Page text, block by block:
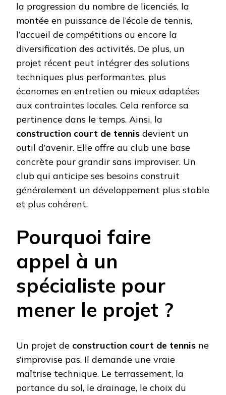
la progression du nombre de licenciés, la
montée en puissance de l’école de tennis,
l’accueil de compétitions ou encore la
diversification des activités. De plus, un
projet récent peut intégrer des solutions
techniques plus performantes, plus
économes en entretien ou mieux adaptées
aux contraintes locales. Cela renforce sa
pertinence dans le temps. Ainsi, la
construction court de tennis devient un
outil d’avenir. Elle offre au club une base
concrète pour grandir sans improviser. Un
club qui anticipe ses besoins construit
généralement un développement plus stable
et plus cohérent.
Pourquoi faire
appel à un
spécialiste pour
mener le projet ?
Un projet de construction court de tennis ne
s’improvise pas. Il demande une vraie
maîtrise technique. Le terrassement, la
portance du sol, le drainage, le choix du